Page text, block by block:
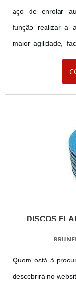
aço de enrolar
função realizar a
maior agilidade,
além disso, ainda
para pessoas e
produto As portas
DISCOS
Quem está à
descobrirá no